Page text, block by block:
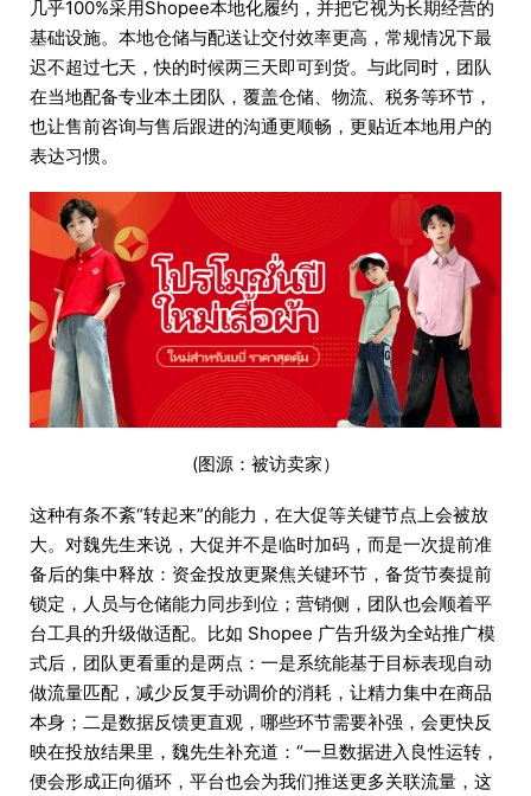
几乎100%采用Shopee本地化履约，并把它视为长期经营的
基础设施。本地仓储与配送让交付效率更高，常规情况下最
迟不超过七天，快的时候两三天即可到货。与此同时，团队
在当地配备专业本土团队，覆盖仓储、物流、税务等环节，
也让售前咨询与售后跟进的沟通更顺畅，更贴近本地用户的
表达习惯。
(图源：被访卖家）
这种有条不紊“转起来”的能力，在大促等关键节点上会被放
大。对魏先生来说，大促并不是临时加码，而是一次提前准
备后的集中释放：资金投放更聚焦关键环节，备货节奏提前
锁定，人员与仓储能力同步到位；营销侧，团队也会顺着平
台工具的升级做适配。比如 Shopee 广告升级为全站推广模
式后，团队更看重的是两点：一是系统能基于目标表现自动
做流量匹配，减少反复手动调价的消耗，让精力集中在商品
本身；二是数据反馈更直观，哪些环节需要补强，会更快反
映在投放结果里，魏先生补充道：“一旦数据进入良性运转，
便会形成正向循环，平台也会为我们推送更多关联流量，这